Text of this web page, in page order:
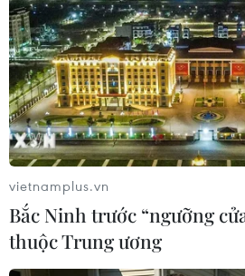
xuyên liên lạc với gia đình những
bị thương.
vietnamplus.vn
Bắc Ninh trước “ngưỡng
thuộc Trung ương